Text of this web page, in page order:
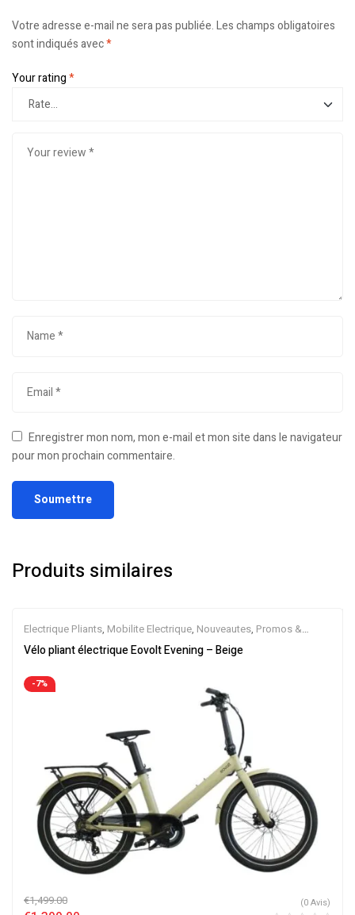
Votre adresse e-mail ne sera pas publiée.Les champs obligatoires
sont indiqués avec*
Your rating*
Enregistrer mon nom, mon e-mail et mon site dans le navigateur
pour mon prochain commentaire.
Produits similaires
Electrique Pliants, Mobilite Electrique, Nouveautes, Promos &
Soldes,Vélo électrique ville,Velos Electriques
Vélo pliant électrique Eovolt Evening – Beige
-7%
€1,499.00 (0 Avis)